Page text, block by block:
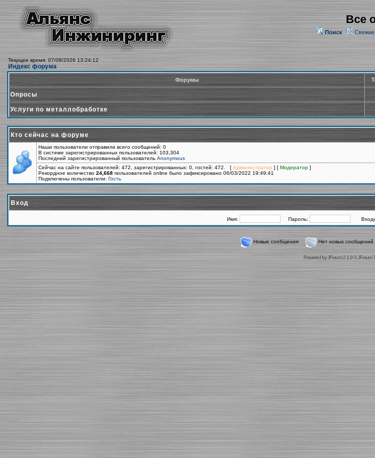
Все
Поиск
Текущее время: 07/08/2026 13:24:12
Индекс форума
Форумы
Опросы
Услуги по металлобработке
Кто сейчас на форуме
Наши пользователи отправили всего сообщений: 0
В системе зарегистрированных пользователей: 103,304
Последний зарегистрированный пользователь Anonymous
Сейчас на сайте пользователей: 472, зарегистрированных: 0, гостей: 472. [ Администратор ] [ Модератор ]
Рекордное количество 24,668 пользователей online было зафиксировано 06/03/2022 19:49:41
Подключены пользователи: Гость
Вход
Имя: Пароль:
Новые сообщения Нет новых сообщений
Powered byJForum 2.1.9©JForum